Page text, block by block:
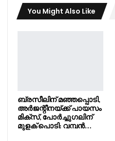
You Might Also Like
ബ്രസീലിന് മഞ്ഞപ്പൊടി,
അർജന്റീനയ്ക്ക് പായസം
മിക്സ്, പോർച്ചുഗലിന്
മുളക് പൊടി: വമ്പൻ…